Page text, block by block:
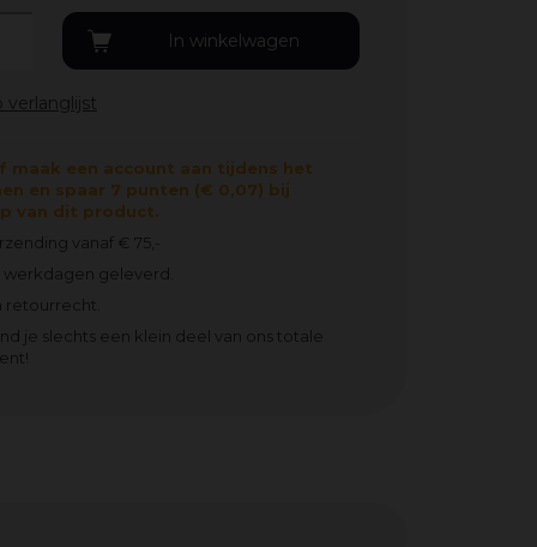
maak een account aan tijdens het
en spaar 7 punten (€ 0,07) bij
van dit product.
vanaf € 75,-
werkdagen geleverd.
retourrecht.
je slechts een klein deel van ons totale